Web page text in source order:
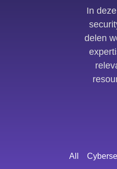
In
delen
All